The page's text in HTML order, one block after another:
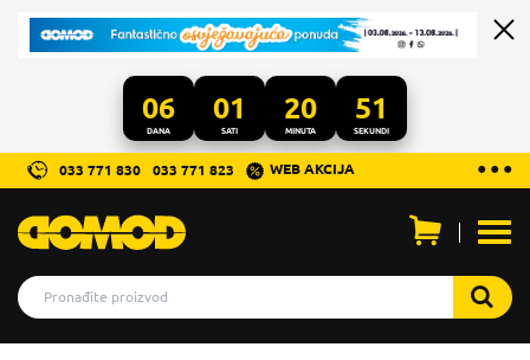
06
DANA
01
SATI
20
MINUTA
49
SEKUNDI
...
● ● ●
033 771 830 033 771 823 WEB AKCIJA